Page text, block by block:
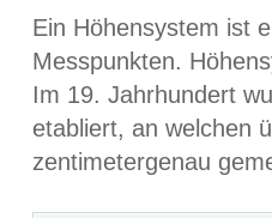
Ein Höhensystem ist
Messpunkten.
Im 19. Jahrhundert
etabliert, an welchen
zentimetergenau